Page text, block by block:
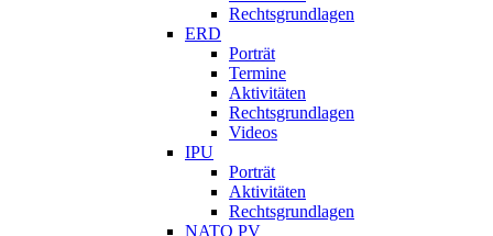
Rechtsgrundlagen
ERD
Porträt
Termine
Aktivitäten
Rechtsgrundlagen
Videos
IPU
Porträt
Aktivitäten
Rechtsgrundlagen
NATO PV